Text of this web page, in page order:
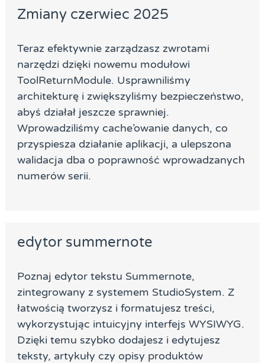
Zmiany czerwiec 2025
Teraz efektywnie zarządzasz zwrotami
narzędzi dzięki nowemu modułowi
ToolReturnModule. Usprawniliśmy
architekturę i zwiększyliśmy bezpieczeństwo,
abyś działał jeszcze sprawniej.
Wprowadziliśmy cache’owanie danych, co
przyspiesza działanie aplikacji, a ulepszona
walidacja dba o poprawność wprowadzanych
numerów serii.
edytor summernote
Poznaj edytor tekstu Summernote,
zintegrowany z systemem StudioSystem. Z
łatwością tworzysz i formatujesz treści,
wykorzystując intuicyjny interfejs WYSIWYG.
Dzięki temu szybko dodajesz i edytujesz
teksty, artykuły czy opisy produktów